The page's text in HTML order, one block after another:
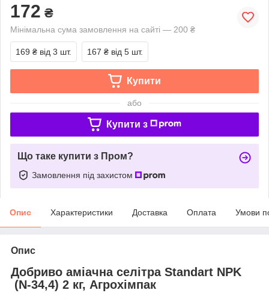
172 ₴
Мінімальна сума замовлення на сайті — 200 ₴
169 ₴ від 3 шт. 167 ₴ від 5 шт.
Купити
або
Купити з
Що таке купити з Пром?
Замовлення під захистом
Опис Характеристики Доставка Оплата Умови
Опис
Добриво аміачна селітра Standart NPK
(N-34,4) 2 кг, Агрохімпак